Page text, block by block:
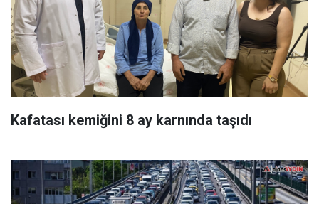
Kafatası kemiğini 8 ay karnında taşıdı